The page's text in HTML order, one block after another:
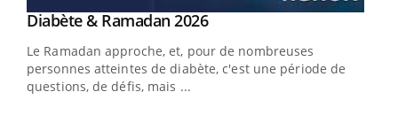
Youtube
Diabète & Ramadan 2026Youtube
Le Ramadan approche, et, pour de nombreuses
personnes atteintes de diabète, c'est une période de
questions, de défis, mais ...